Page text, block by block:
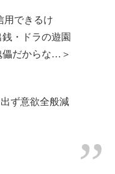
できるけ
・ドラの遊園
儡だからな…＞
出ず意欲全般減